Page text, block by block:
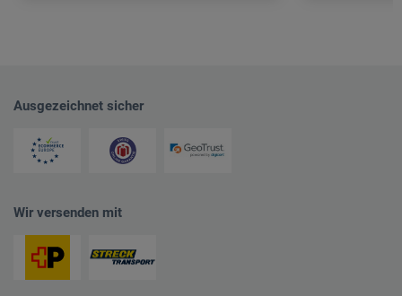
Ausgezeichnet sicher
Wir versenden mit